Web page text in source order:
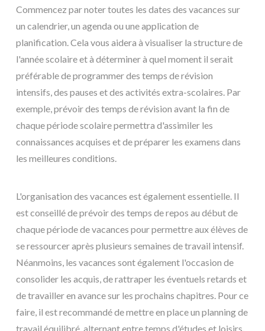
Commencez par noter toutes les dates des vacances sur
un calendrier, un agenda ou une application de
planification. Cela vous aidera à visualiser la structure de
l'année scolaire et à déterminer à quel moment il serait
préférable de programmer des temps de révision
intensifs, des pauses et des activités extra-scolaires. Par
exemple, prévoir des temps de révision avant la fin de
chaque période scolaire permettra d'assimiler les
connaissances acquises et de préparer les examens dans
les meilleures conditions.
L'organisation des vacances est également essentielle. Il
est conseillé de prévoir des temps de repos au début de
chaque période de vacances pour permettre aux élèves de
se ressourcer après plusieurs semaines de travail intensif.
Néanmoins, les vacances sont également l'occasion de
consolider les acquis, de rattraper les éventuels retards et
de travailler en avance sur les prochains chapitres. Pour ce
faire, il est recommandé de mettre en place un planning de
travail équilibré, alternant entre temps d'études et loisirs.